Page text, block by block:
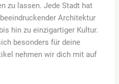
zu lassen. Jede Stadt hat
Architektur
hin zu einzigartiger Kultur.
besonders für deine
nehmen wir dich mit auf